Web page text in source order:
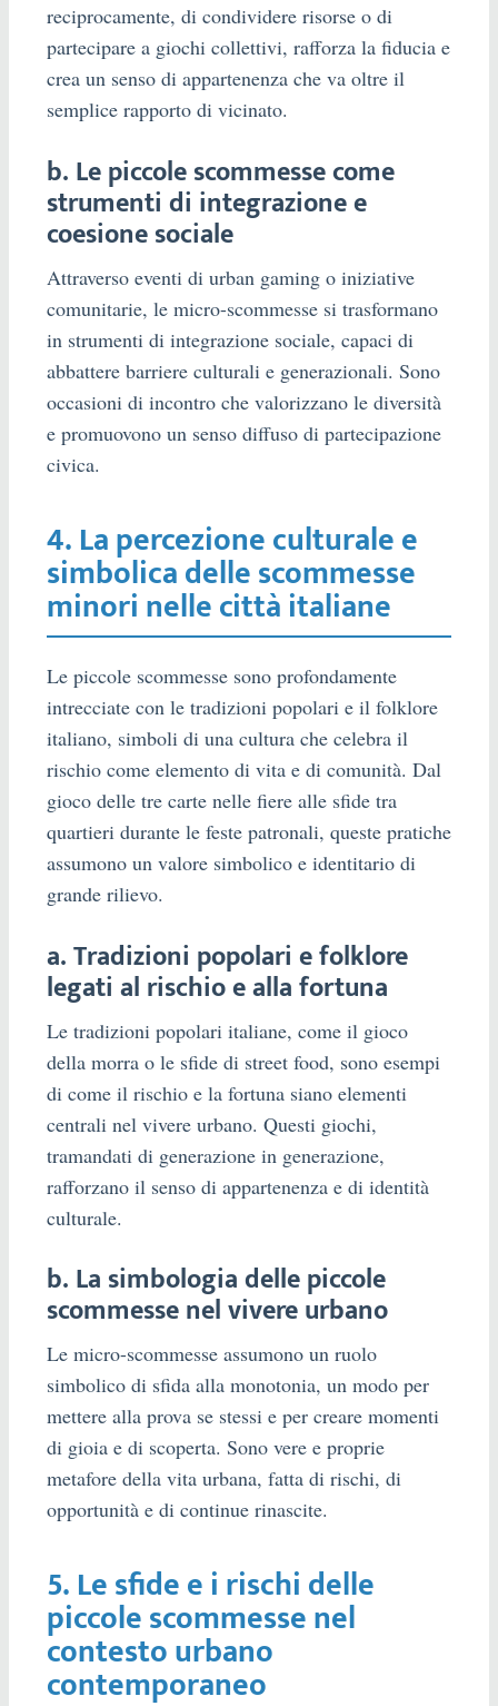
reciprocamente, di condividere risorse o di
partecipare a giochi collettivi, rafforza la fiducia e
crea un senso di appartenenza che va oltre il
semplice rapporto di vicinato.
b. Le piccole scommesse come
strumenti di integrazione e
coesione sociale
Attraverso eventi di urban gaming o iniziative
comunitarie, le micro-scommesse si trasformano
in strumenti di integrazione sociale, capaci di
abbattere barriere culturali e generazionali. Sono
occasioni di incontro che valorizzano le diversità
e promuovono un senso diffuso di partecipazione
civica.
4. La percezione culturale e
simbolica delle scommesse
minori nelle città italiane
Le piccole scommesse sono profondamente
intrecciate con le tradizioni popolari e il folklore
italiano, simboli di una cultura che celebra il
rischio come elemento di vita e di comunità. Dal
gioco delle tre carte nelle fiere alle sfide tra
quartieri durante le feste patronali, queste pratiche
assumono un valore simbolico e identitario di
grande rilievo.
a. Tradizioni popolari e folklore
legati al rischio e alla fortuna
Le tradizioni popolari italiane, come il gioco
della morra o le sfide di street food, sono esempi
di come il rischio e la fortuna siano elementi
centrali nel vivere urbano. Questi giochi,
tramandati di generazione in generazione,
rafforzano il senso di appartenenza e di identità
culturale.
b. La simbologia delle piccole
scommesse nel vivere urbano
Le micro-scommesse assumono un ruolo
simbolico di sfida alla monotonia, un modo per
mettere alla prova se stessi e per creare momenti
di gioia e di scoperta. Sono vere e proprie
metafore della vita urbana, fatta di rischi, di
opportunità e di continue rinascite.
5. Le sfide e i rischi delle
piccole scommesse nel
contesto urbano
contemporaneo